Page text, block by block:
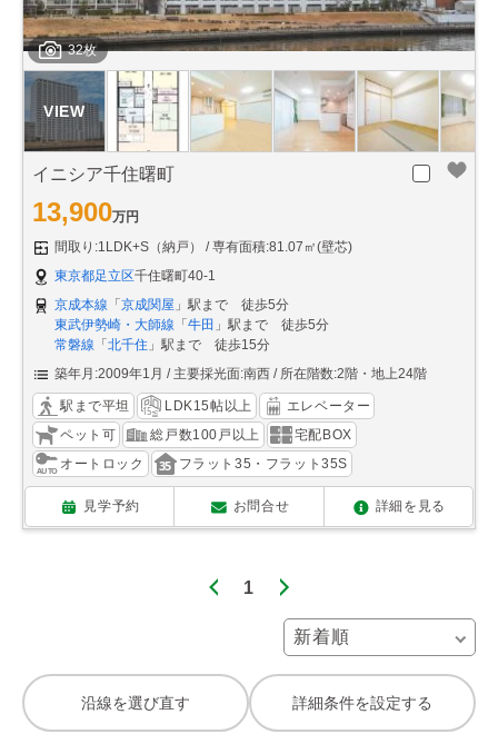
32枚
イニシア千住曙町
13,900万円
間取り:1LDK+S（納戸）
専有面積:81.07㎡(壁芯)
東京都足立区千住曙町40-1
京成本線 「 京成関屋 」駅まで 徒歩5分
東武伊勢崎・大師線 「 牛田 」駅まで 徒歩5分
常磐線 「 北千住 」駅まで 徒歩15分
築年月:2009年1月
主要採光面:南西 所在階数:2階・地上24階
駅まで平坦 LDK15帖以上
エレベーター
ペット可
総戸数100戸以上
宅配BOX
オートロック
フラット35・フラット35S
見学予約 お問合せ 詳細を見る
1
沿線を選び直す 詳細条件を設定する